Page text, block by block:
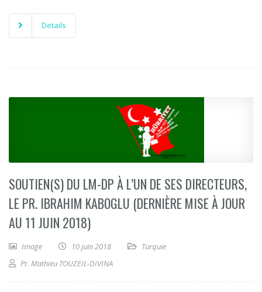
Details
SOUTIEN(S) DU LM-DP À L’UN DE SES DIRECTEURS,
LE PR. IBRAHIM KABOGLU (DERNIÈRE MISE À JOUR
AU 11 JUIN 2018)
Image 10 juin 2018
Turquie
Pr. Mathieu TOUZEIL-DIVINA